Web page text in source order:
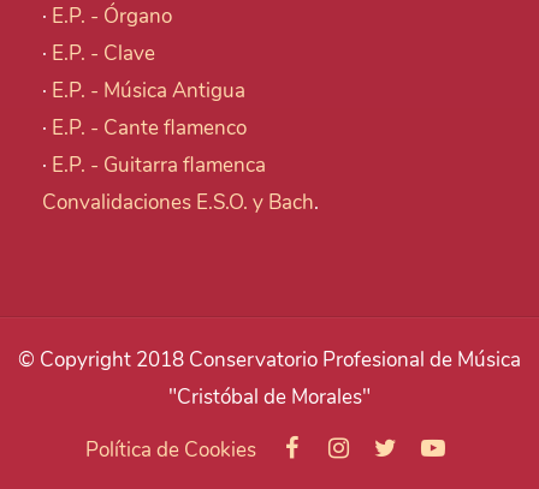
· E.P. - Órgano
· E.P. - Clave
· E.P. - Música Antigua
· E.P. - Cante flamenco
· E.P. - Guitarra flamenca
Convalidaciones E.S.O. y Bach.
© Copyright 2018 Conservatorio Profesional de Música
"Cristóbal de Morales"
Política de Cookies